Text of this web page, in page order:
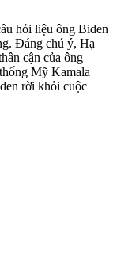
hỏi liệu ông Biden
Đáng chú ý, Hạ
cận của ông
Mỹ Kamala
rời khỏi cuộc